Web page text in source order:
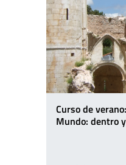
Curso de
Mundo: dentro